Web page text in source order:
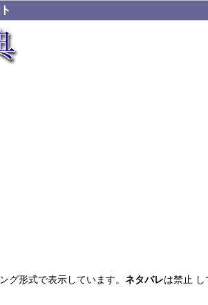
グ形式で表示しています。 ネタバレは禁止 し